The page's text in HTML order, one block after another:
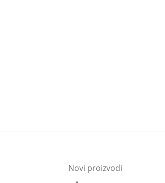
Novi proizvodi